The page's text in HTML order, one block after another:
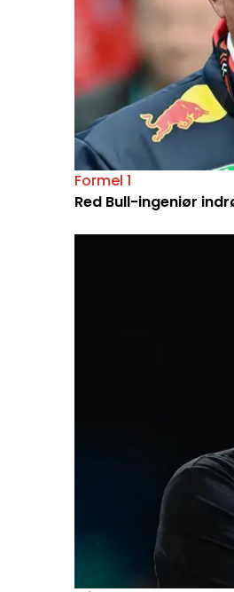
Formel 1
Red Bull-ingeniør